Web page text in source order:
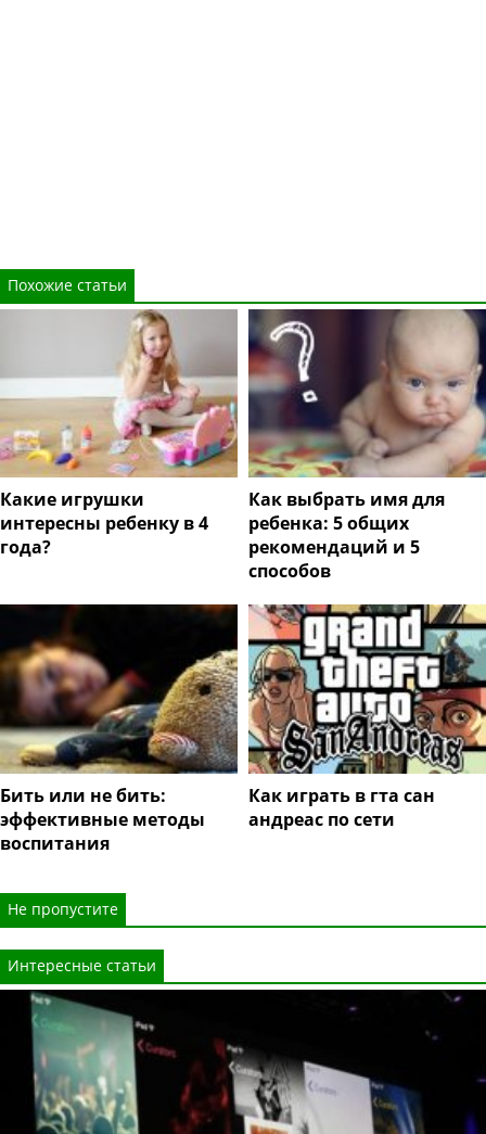
Похожие статьи
Какие игрушки
интересны ребенку в 4
года?
Как выбрать имя для
ребенка: 5 общих
рекомендаций и 5
способов
Бить или не бить:
эффективные методы
воспитания
Как играть в гта сан
андреас по сети
Не пропустите
Интересные статьи